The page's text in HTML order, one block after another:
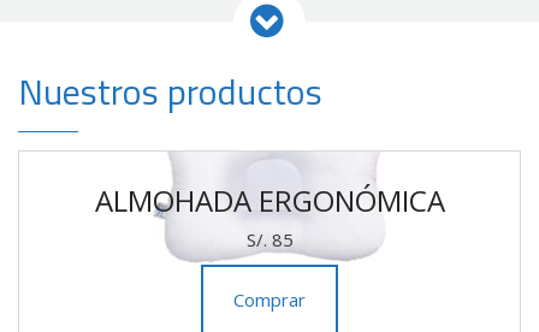
Nuestros productos
ALMOHADA ERGONÓMICA
S/. 85
Comprar